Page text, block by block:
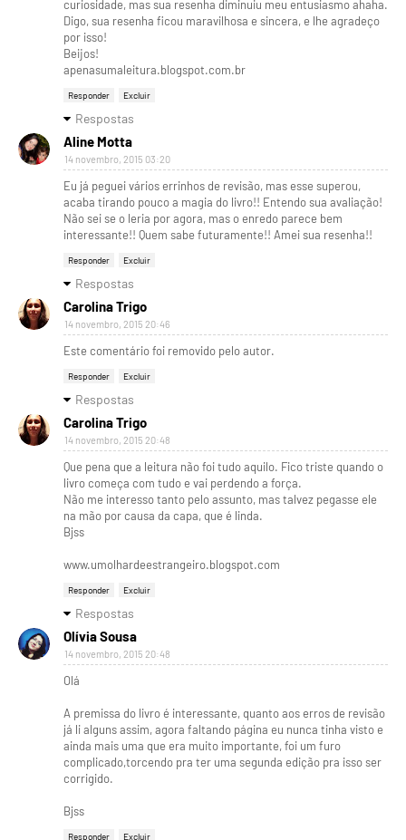
curiosidade, mas sua resenha diminuiu meu entusiasmo ahaha.
Digo, sua resenha ficou maravilhosa e sincera, e lhe agradeço
por isso!
Beijos!
apenasumaleitura.blogspot.com.br
Responder Excluir
Respostas
Aline Motta
14 novembro, 2015 03:20
Eu já peguei vários errinhos de revisão, mas esse superou,
acaba tirando pouco a magia do livro!! Entendo sua avaliação!
Não sei se o leria por agora, mas o enredo parece bem
interessante!! Quem sabe futuramente!! Amei sua resenha!!
Responder Excluir
Respostas
Carolina Trigo
14 novembro, 2015 20:46
Este comentário foi removido pelo autor.
Responder Excluir
Respostas
Carolina Trigo
14 novembro, 2015 20:48
Que pena que a leitura não foi tudo aquilo. Fico triste quando o
livro começa com tudo e vai perdendo a força.
Não me interesso tanto pelo assunto, mas talvez pegasse ele
na mão por causa da capa, que é linda.
Bjss
www.umolhardeestrangeiro.blogspot.com
Responder Excluir
Respostas
Olívia Sousa
14 novembro, 2015 20:48
Olá
A premissa do livro é interessante, quanto aos erros de revisão
já li alguns assim, agora faltando página eu nunca tinha visto e
ainda mais uma que era muito importante, foi um furo
complicado,torcendo pra ter uma segunda edição pra isso ser
corrigido.
Bjss
Responder Excluir